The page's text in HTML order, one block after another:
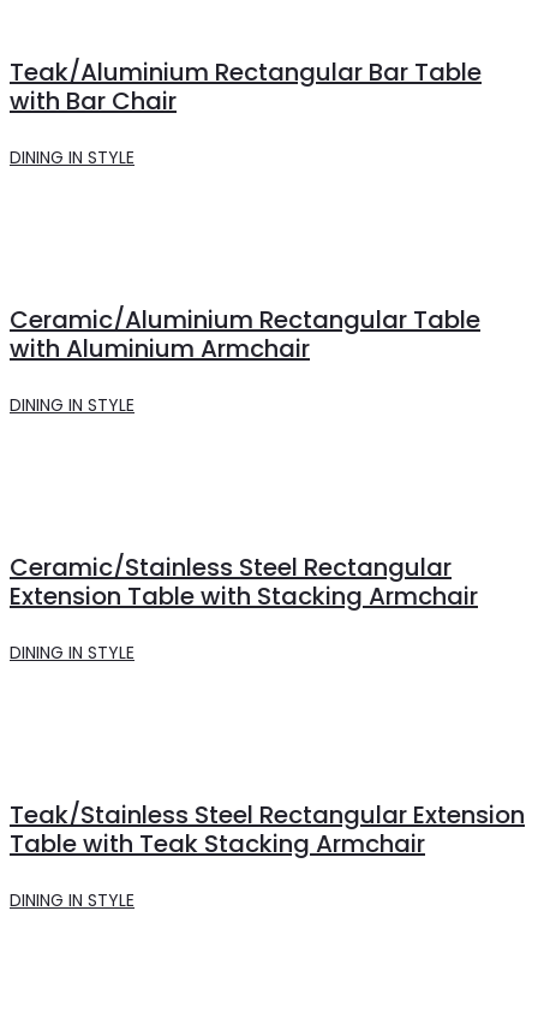
Teak/Aluminium Rectangular Bar Table
with Bar Chair
DINING IN STYLE
Ceramic/Aluminium Rectangular Table
with Aluminium Armchair
DINING IN STYLE
Ceramic/Stainless Steel Rectangular
Extension Table with Stacking Armchair
DINING IN STYLE
Teak/Stainless Steel Rectangular Extension
Table with Teak Stacking Armchair
DINING IN STYLE